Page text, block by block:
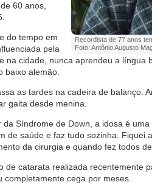
Recordista de 77 anos
Foto: Antônio Augusto
60 anos,
do tempo em
pela
na cidade, nunca aprendeu a língua
baixo alemão.
as tardes na cadeira de balanço.
gaita desde menina.
da Síndrome de Down, a idosa é
de saúde e faz tudo sozinha. Fiquei
da cirurgia e quando fez todos
de catarata realizada recentemente
cega por meses.